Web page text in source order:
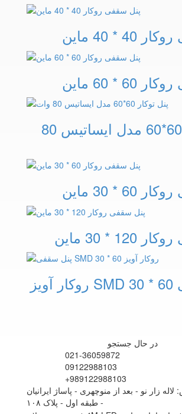
* 40 ماین
* 60 ماین
پنل توکار 60*60 مدل ایساتیس 80
* 30 ماین
* 30 ماین
پنل سقفی SMD 30 * 60 روکار آویز
در حال جستجو
021-36059872
09122988103
+989122988103
زار نو - بعد از منوچهری - پاساژ ایرانیان
- طبقه اول - پلاک ۱۰۸